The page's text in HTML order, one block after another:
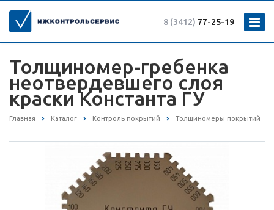
8 (3412) 77-25-19
Толщиномер-гребенка
неотвердевшего слоя
краски Константа ГУ
Главная Каталог Контроль покрытий Толщиномеры покрытий